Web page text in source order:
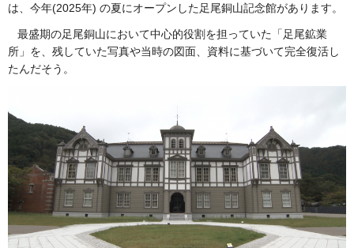
は、今年(2025年) の夏にオープンした足尾銅山記念館があります。
最盛期の足尾銅山において中心的役割を担っていた「足尾鉱業
所」を、残していた写真や当時の図面、資料に基づいて完全復活し
たんだそう。